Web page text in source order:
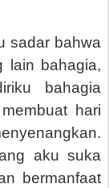
bahwa
lain bahagia,
bahagia
hari
aku suka
bermanfaat